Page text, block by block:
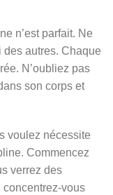
n’est parfait. Ne
autres. Chaque
N’oubliez pas
son corps et
voulez nécessite
Commencez
verrez des
concentrez-vous